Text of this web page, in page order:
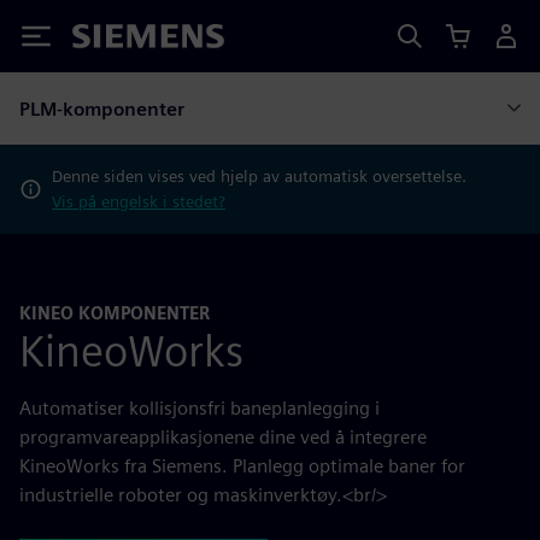
Siemens
PLM-komponenter
Denne siden vises ved hjelp av automatisk oversettelse.
Vis på engelsk i stedet?
KINEO KOMPONENTER
KineoWorks
Automatiser kollisjonsfri baneplanlegging i
programvareapplikasjonene dine ved å integrere
KineoWorks fra Siemens. Planlegg optimale baner for
industrielle roboter og maskinverktøy.<br/>